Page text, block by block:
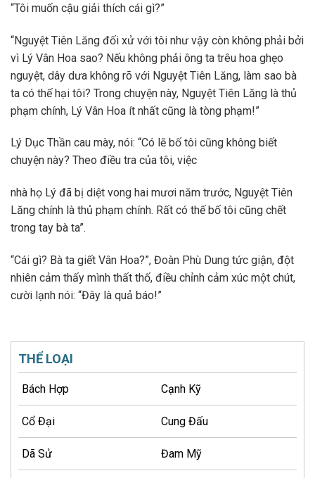
“Tôi muốn cậu giải thích cái gì?”
“Nguyệt Tiên Lăng đối xử với tôi như vậy còn không phải bởi
vì Lý Vân Hoa sao? Nếu không phải ông ta trêu hoa ghẹo
nguyệt, dây dưa không rõ với Nguyệt Tiên Lăng, làm sao bà
ta có thế hại tôi? Trong chuyện này, Nguyệt Tiên Lăng là thủ
phạm chính, Lý Vân Hoa ít nhất cũng là tòng phạm!”
Lý Dục Thần cau mày, nói: “Có lẽ bố tôi cũng không biết
chuyện này? Theo điều tra của tôi, việc
nhà họ Lý đã bị diệt vong hai mươi năm trước, Nguyệt Tiên
Lăng chính là thủ phạm chính. Rất có thế bố tôi cũng chết
trong tay bà ta”.
“Cái gì? Bà ta giết Vân Hoa?”, Đoàn Phù Dung tức giận, đột
nhiên cảm thấy mình thất thố, điều chỉnh cảm xúc một chút,
cười lạnh nói: “Đây là quả báo!”
THỂ LOẠI
Bách Hợp Cạnh Kỹ
Cổ Đại Cung Đấu
Dã Sử Đam Mỹ